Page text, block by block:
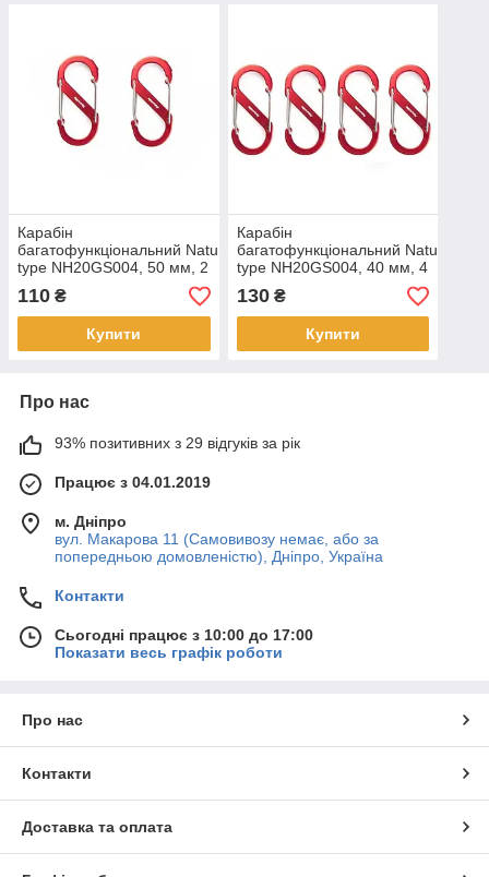
Карабін
багатофункціональний Naturehike S-
type NH20GS004, 50 мм, 2
шт, червоний
110 ₴
Купити
Карабін
багатофункціональний Naturehike
type NH20GS004, 40 мм, 4
шт, червоний
130₴
Купити
Про нас
93% позитивних з 29 відгуків за рік
Працює з 04.01.2019
м. Дніпро
вул. Макарова 11 (Самовивозу немає, або за
попередньою домовленістю), Дніпро, Україна
Контакти
Сьогодні працює з 10:00 до 17:00
Показати весь графік роботи
Про нас
Контакти
Доставка та оплата